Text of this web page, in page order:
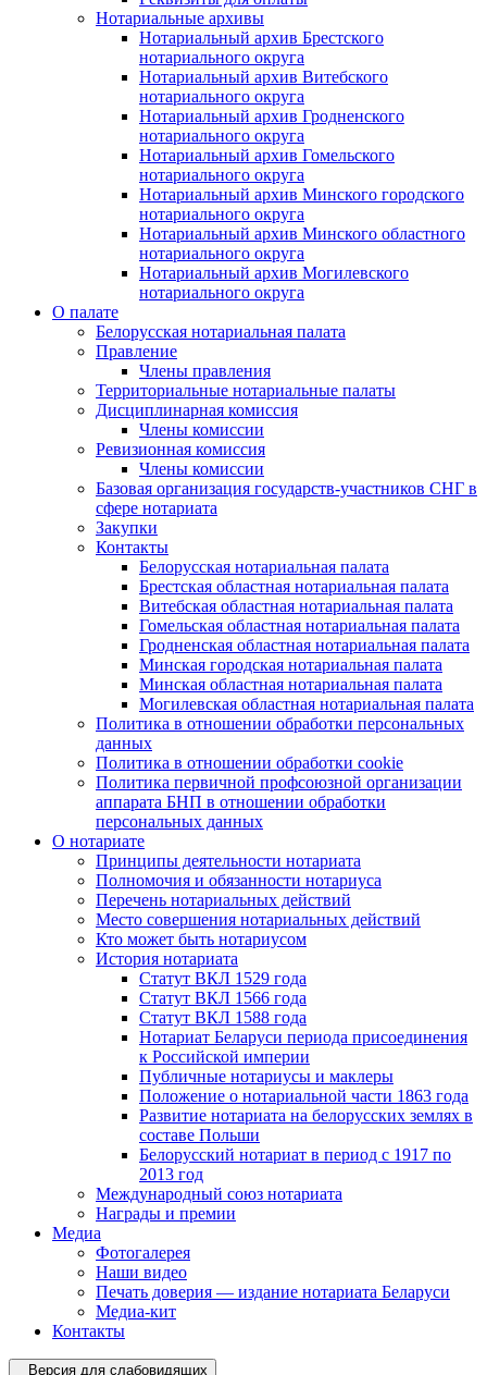
Нотариальные архивы
Нотариальный архив Брестского
нотариального округа
Нотариальный архив Витебского
нотариального округа
Нотариальный архив Гродненского
нотариального округа
Нотариальный архив Гомельского
нотариального округа
Нотариальный архив Минского городского
нотариального округа
Нотариальный архив Минского областного
нотариального округа
Нотариальный архив Могилевского
нотариального округа
О палате
Белорусская нотариальная палата
Правление
Члены правления
Территориальные нотариальные палаты
Дисциплинарная комиссия
Члены комиссии
Ревизионная комиссия
Члены комиссии
Базовая организация государств-участников СНГ в
сфере нотариата
Закупки
Контакты
Белорусская нотариальная палата
Брестская областная нотариальная палата
Витебская областная нотариальная палата
Гомельская областная нотариальная палата
Гродненская областная нотариальная палата
Минская городская нотариальная палата
Минская областная нотариальная палата
Могилевская областная нотариальная палата
Политика в отношении обработки персональных
данных
Политика в отношении обработки cookie
Политика первичной профсоюзной организации
аппарата БНП в отношении обработки
персональных данных
О нотариате
Принципы деятельности нотариата
Полномочия и обязанности нотариуса
Перечень нотариальных действий
Место совершения нотариальных действий
Кто может быть нотариусом
История нотариата
Статут ВКЛ 1529 года
Статут ВКЛ 1566 года
Статут ВКЛ 1588 года
Нотариат Беларуси периода присоединения
к Российской империи
Публичные нотариусы и маклеры
Положение о нотариальной части 1863 года
Развитие нотариата на белорусских землях в
составе Польши
Белорусский нотариат в период с 1917 по
2013 год
Международный союз нотариата
Награды и премии
Медиа
Фотогалерея
Наши видео
Печать доверия — издание нотариата Беларуси
Медиа-кит
Контакты
Версия для слабовидящих